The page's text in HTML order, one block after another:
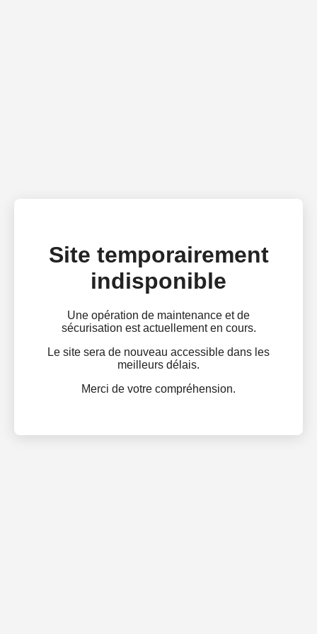
Site temporairement
indisponible
Une opération de maintenance et de
sécurisation est actuellement en cours.
Le site sera de nouveau accessible dans les
meilleurs délais.
Merci de votre compréhension.